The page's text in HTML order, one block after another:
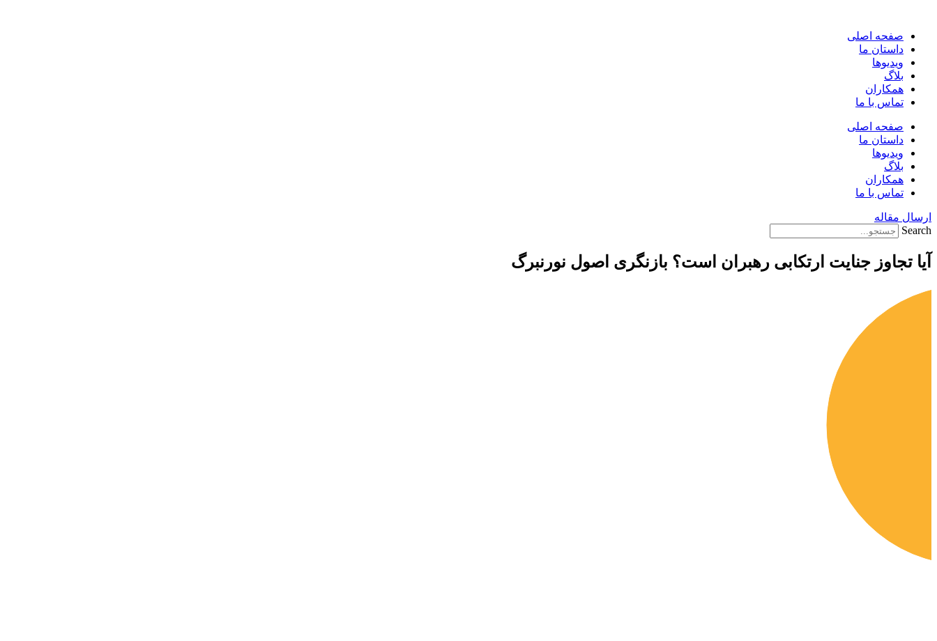
محتوا
صفحه اصلی
داستان ما
ویدیوها
بلاگ
همکاران
تماس با ما
صفحه اصلی
داستان ما
ویدیوها
بلاگ
همکاران
تماس با ما
ارسال مقاله
Search
آیا تجاوز جنایت ارتکابی رهبران است؟ بازنگری اصول نورنبرگ